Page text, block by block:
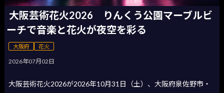
大阪芸術花火2026 りんくう公園マーブルビ
ーチで音楽と花火が夜空を彩る
大阪府 花火
2026年07月02日
大阪芸術花火2026が2026年10月31日（土）、大阪府泉佐野市・